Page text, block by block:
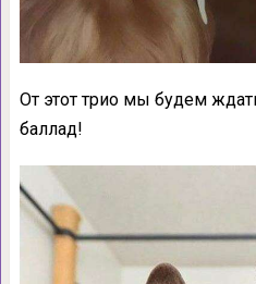
От этот трио мы будем
баллад!